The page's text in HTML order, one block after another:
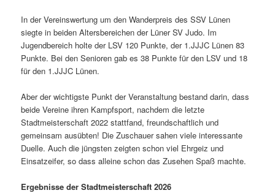
In der Vereinswertung um den Wanderpreis des SSV Lünen
siegte in beiden Altersbereichen der Lüner SV Judo. Im
Jugendbereich holte der LSV 120 Punkte, der 1.JJJC Lünen 83
Punkte. Bei den Senioren gab es 38 Punkte für den LSV und 18
für den 1.JJJC Lünen.
Aber der wichtigste Punkt der Veranstaltung bestand darin, dass
beide Vereine ihren Kampfsport, nachdem die letzte
Stadtmeisterschaft 2022 stattfand, freundschaftlich und
gemeinsam ausübten! Die Zuschauer sahen viele interessante
Duelle. Auch die jüngsten zeigten schon viel Ehrgeiz und
Einsatzeifer, so dass alleine schon das Zusehen Spaß machte.
Ergebnisse der Stadtmeisterschaft 2026